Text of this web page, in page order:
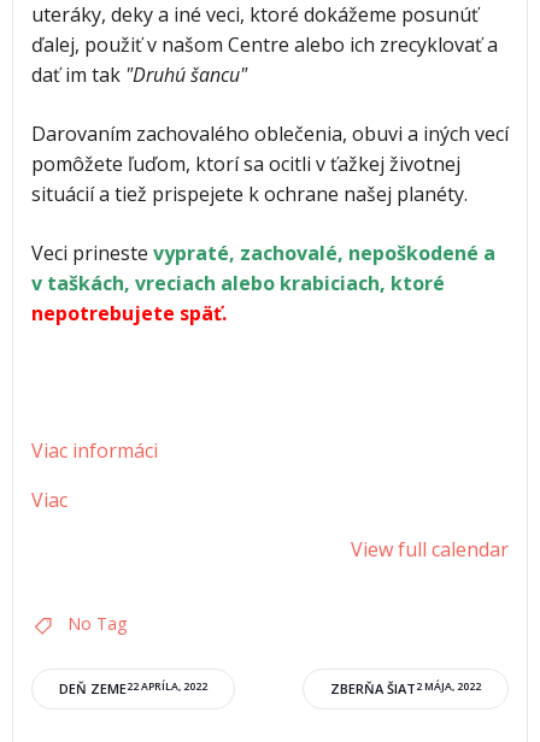
uteráky, deky a iné veci, ktoré dokážeme posunúť
ďalej, použiť v našom Centre alebo ich zrecyklovať a
dať im tak "Druhú šancu"
Darovaním zachovalého oblečenia, obuvi a iných vecí
pomôžete ľuďom, ktorí sa ocitli v ťažkej životnej
situácií a tiež prispejete k ochrane našej planéty.
Veci prineste vypraté, zachovalé, nepoškodené a
v taškách, vreciach alebo krabiciach, ktoré
nepotrebujete späť.
Viac informáci
Viac
View full calendar
No Tag
DEŇ ZEME22 APRÍLA, 2022 ZBERŇA ŠIAT2 MÁJA, 2022